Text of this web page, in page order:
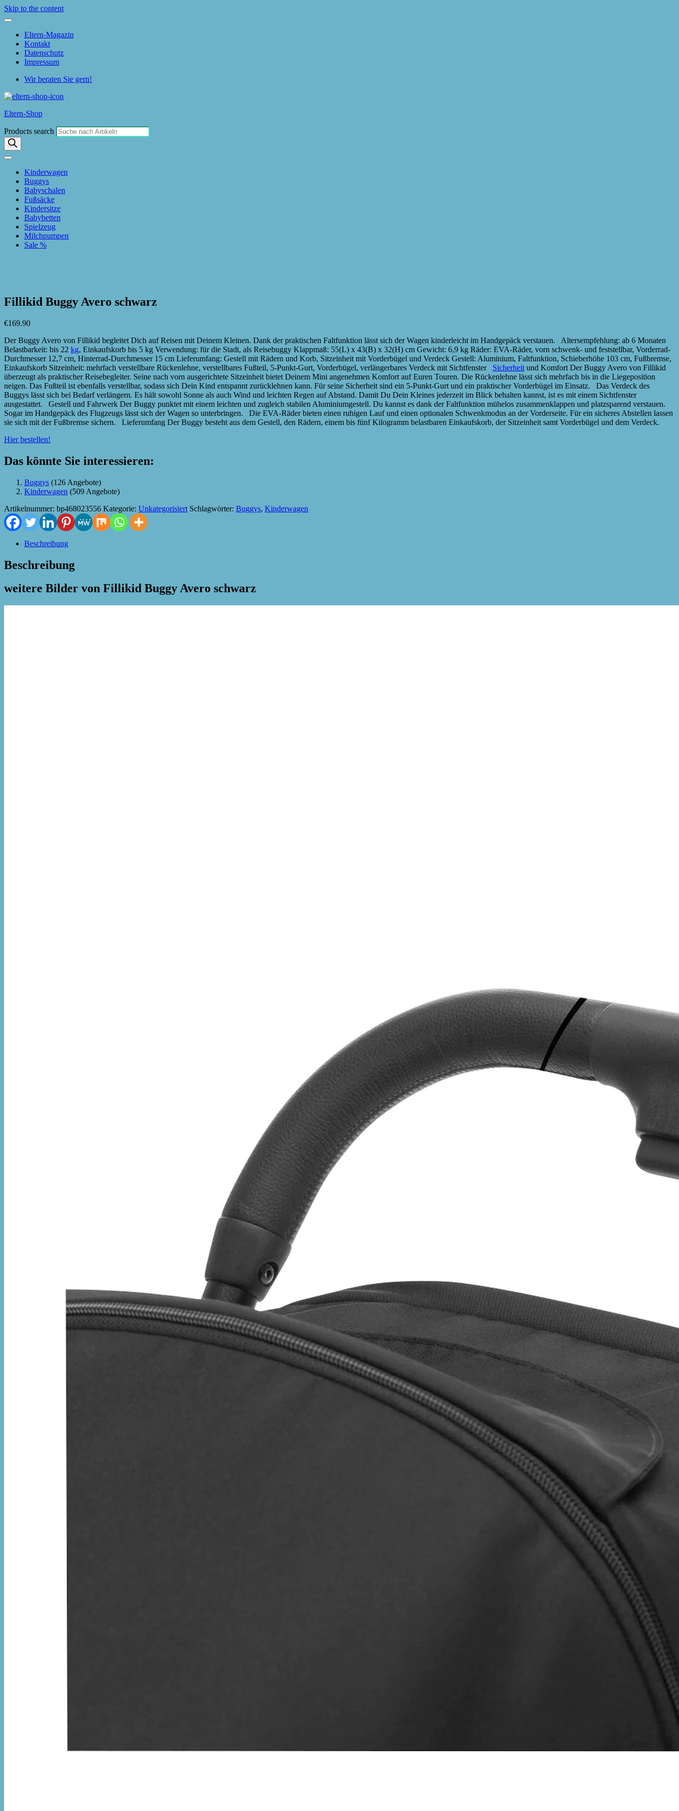
Skip to the content
Eltern-Magazin
Kontakt
Datenschutz
Impressum
Wir beraten Sie gern!
Eltern-Shop
Products search
Kinderwagen
Buggys
Babyschalen
Fußsäcke
Kindersitze
Babybetten
Spielzeug
Milchpumpen
Sale %
Fillikid Buggy Avero schwarz
€169.90
Der Buggy Avero von Fillikid begleitet Dich auf Reisen mit Deinem Kleinen. Dank der praktischen Faltfunktion lässt sich der Wagen kinderleicht im Handgepäck verstauen. Altersempfehlung: ab 6 Monaten
Belastbarkeit: bis 22 kg, Einkaufskorb bis 5 kg Verwendung: für die Stadt, als Reisebuggy Klappmaß: 55(L) x 43(B) x 32(H) cm Gewicht: 6,9 kg Räder: EVA-Räder, vorn schwenk- und feststellbar, Vorderrad-
Durchmesser 12,7 cm, Hinterrad-Durchmesser 15 cm Lieferumfang: Gestell mit Rädern und Korb, Sitzeinheit mit Vorderbügel und Verdeck Gestell: Aluminium, Faltfunktion, Schieberhöhe 103 cm, Fußbremse,
Einkaufskorb Sitzeinheit: mehrfach verstellbare Rückenlehne, verstellbares Fußteil, 5-Punkt-Gurt, Vorderbügel, verlängerbares Verdeck mit Sichtfenster Sicherheit und Komfort Der Buggy Avero von Fillikid
überzeugt als praktischer Reisebegleiter. Seine nach vorn ausgerichtete Sitzeinheit bietet Deinem Mini angenehmen Komfort auf Euren Touren. Die Rückenlehne lässt sich mehrfach bis in die Liegeposition
neigen. Das Fußteil ist ebenfalls verstellbar, sodass sich Dein Kind entspannt zurücklehnen kann. Für seine Sicherheit sind ein 5-Punkt-Gurt und ein praktischer Vorderbügel im Einsatz. Das Verdeck des
Buggys lässt sich bei Bedarf verlängern. Es hält sowohl Sonne als auch Wind und leichten Regen auf Abstand. Damit Du Dein Kleines jederzeit im Blick behalten kannst, ist es mit einem Sichtfenster
ausgestattet. Gestell und Fahrwerk Der Buggy punktet mit einem leichten und zugleich stabilen Aluminiumgestell. Du kannst es dank der Faltfunktion mühelos zusammenklappen und platzsparend verstauen.
Sogar im Handgepäck des Flugzeugs lässt sich der Wagen so unterbringen. Die EVA-Räder bieten einen ruhigen Lauf und einen optionalen Schwenkmodus an der Vorderseite. Für ein sicheres Abstellen lassen
sie sich mit der Fußbremse sichern. Lieferumfang Der Buggy besteht aus dem Gestell, den Rädern, einem bis fünf Kilogramm belastbaren Einkaufskorb, der Sitzeinheit samt Vorderbügel und dem Verdeck.
Hier bestellen!
Das könnte Sie interessieren:
Buggys (126 Angebote)
Kinderwagen (509 Angebote)
Artikelnummer: bp468023556 Kategorie: Unkategorisiert Schlagwörter: Buggys, Kinderwagen
Beschreibung
Beschreibung
weitere Bilder von Fillikid Buggy Avero schwarz